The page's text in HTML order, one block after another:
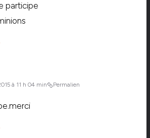
participe
à 11 h 04 min Permalien